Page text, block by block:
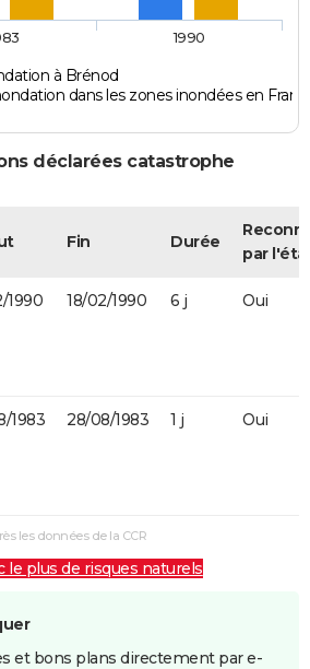
à Brénod
dans les zones inondées en
1990
déclarées catastrophe
Fin Durée
par
1990 18/02/1990 6 j Oui
1983 28/08/1983 1 j Oui
les données de la CCR
le plus de risques naturels
et bons plans directement par e-